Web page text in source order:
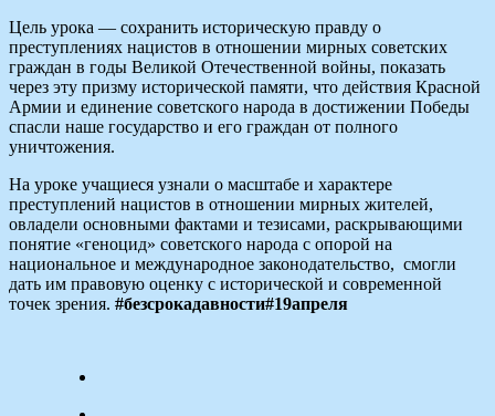
Цель урока — сохранить историческую правду о
преступлениях нацистов в отношении мирных советских
граждан в годы Великой Отечественной войны, показать
через эту призму исторической памяти, что действия Красной
Армии и единение советского народа в достижении Победы
спасли наше государство и его граждан от полного
уничтожения.
На уроке учащиеся узнали о масштабе и характере
преступлений нацистов в отношении мирных жителей,
овладели основными фактами и тезисами, раскрывающими
понятие «геноцид» советского народа с опорой на
национальное и международное законодательство, смогли
дать им правовую оценку с исторической и современной
точек зрения. #безсрокадавности#19апреля